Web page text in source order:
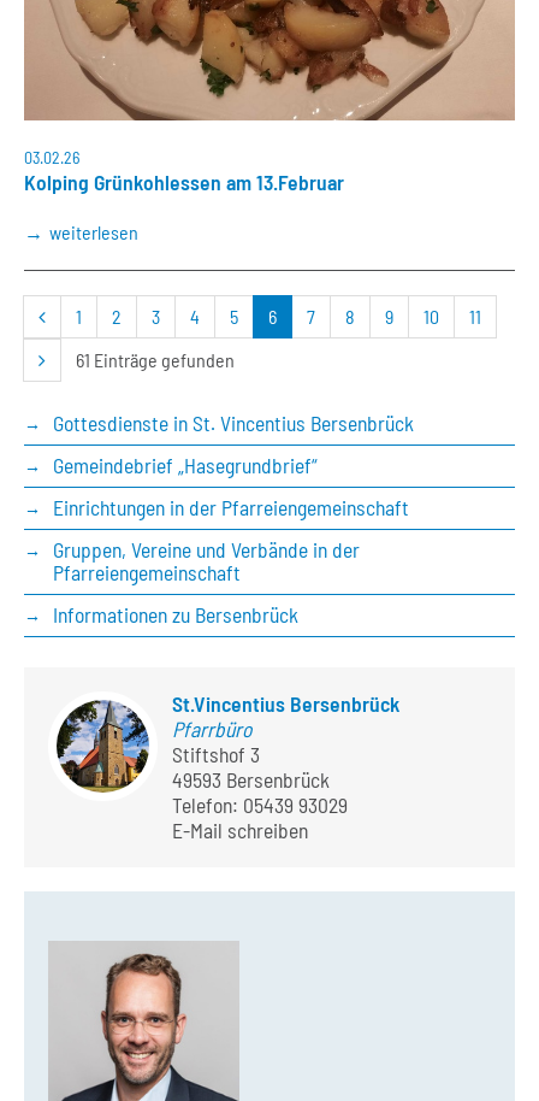
03.02.26
Kolping Grünkohlessen am 13.Februar
weiterlesen
vorherige
Seite
1 2 3 4 5 6 7 8 9 10
11
nächste
Seite
61 Einträge gefunden
Gottesdienste in St. Vincentius Bersenbrück
Gemeindebrief „Hasegrundbrief“
Einrichtungen in der Pfarreiengemeinschaft
Gruppen, Vereine und Verbände in der
Pfarreiengemeinschaft
Informationen zu Bersenbrück
St.Vincentius Bersenbrück
Pfarrbüro
Stiftshof 3
49593 Bersenbrück
Telefon: 05439 93029
E-Mail schreiben